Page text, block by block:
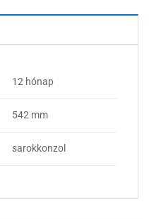
12 hónap
542 mm
sarokkonzol